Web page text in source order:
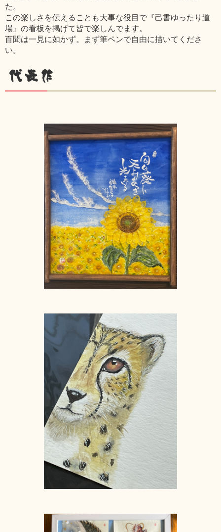
た。
この楽しさを伝えることも大事な役目で『己書ゆったり道
場』の看板を掲げて皆で楽しんでます。
百聞は一見に如かず。まず筆ペンで自由に描いてくださ
い。
代表作